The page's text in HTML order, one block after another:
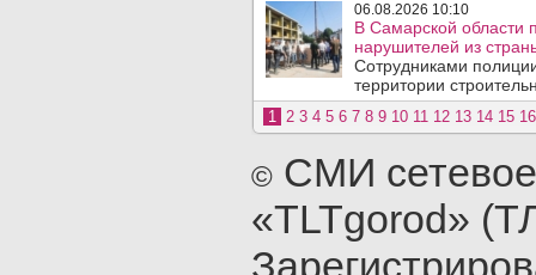
06.08.2026 10:10
В Самарской области
нарушителей из
Сотрудниками
территории
1 2 3 4 5 6 7 8 9 10 11 12 13 14 15 16
© СМИ
«TLTgorod»